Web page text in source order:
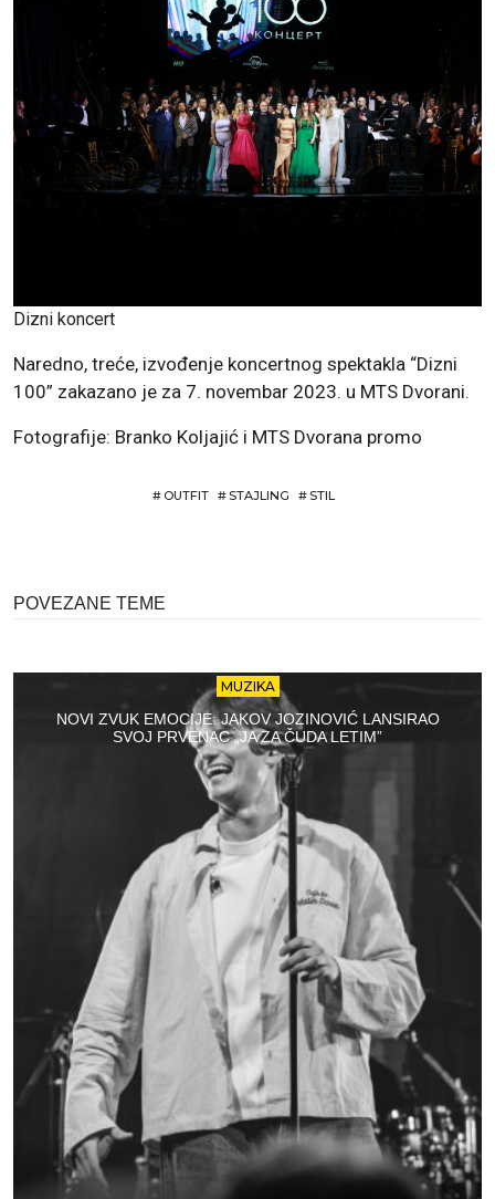
Dizni koncert
Naredno, treće, izvođenje koncertnog spektakla “Dizni
100” zakazano je za 7. novembar 2023. u MTS Dvorani.
Fotografije: Branko Koljajić i MTS Dvorana promo
# OUTFIT # STAJLING # STIL
POVEZANE TEME
MUZIKA
NOVI ZVUK EMOCIJE: JAKOV JOZINOVIĆ LANSIRAO
SVOJ PRVENAC „JA ZA ČUDA LETIM”